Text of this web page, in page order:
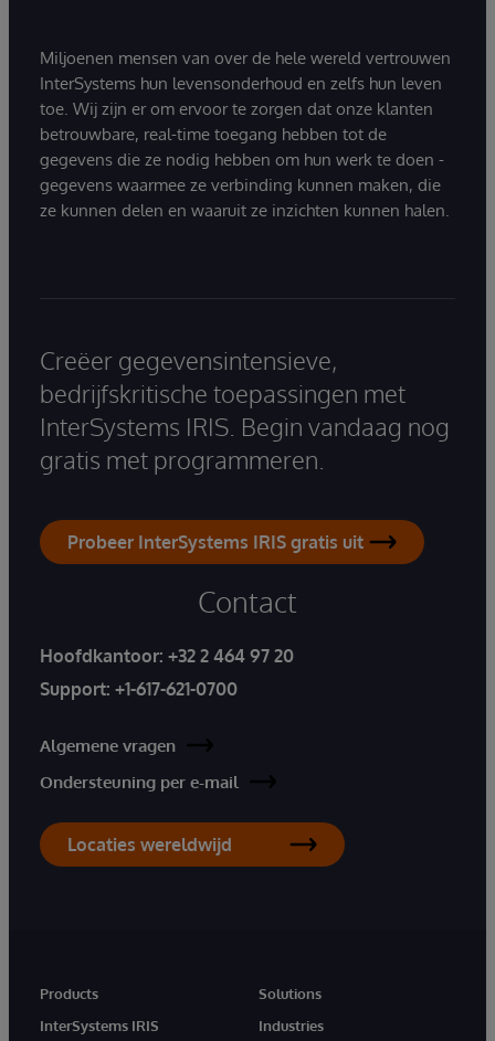
Miljoenen mensen van over de hele wereld vertrouwen
InterSystems hun levensonderhoud en zelfs hun leven
toe. Wij zijn er om ervoor te zorgen dat onze klanten
betrouwbare, real-time toegang hebben tot de
gegevens die ze nodig hebben om hun werk te doen -
gegevens waarmee ze verbinding kunnen maken, die
ze kunnen delen en waaruit ze inzichten kunnen halen.
Creëer gegevensintensieve,
bedrijfskritische toepassingen met
InterSystems IRIS. Begin vandaag nog
gratis met programmeren.
Probeer InterSystems IRIS gratis uit
Contact
Hoofdkantoor: +32 2 464 97 20
Support: +1-617-621-0700
Algemene vragen
Ondersteuning per e-mail
Locaties wereldwijd
Products
InterSystems IRIS
Solutions
Industries